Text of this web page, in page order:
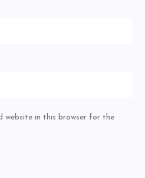
website in this browser for the